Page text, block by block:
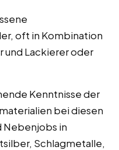
oft in Kombination
und Lackierer oder
Kenntnisse der
bei diesen
Nebenjobs in
Schlagmetalle,